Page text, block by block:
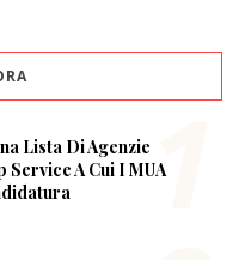
Lista Di Agenzie
Service A Cui I MUA